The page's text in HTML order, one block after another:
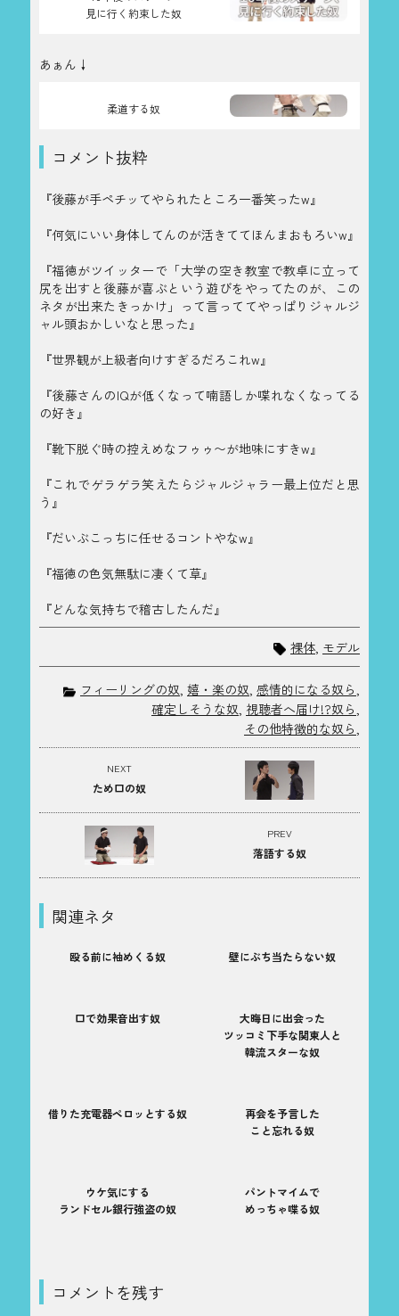
見に行く約束した奴
あぁん↓
柔道する奴
コメント抜粋
『後藤が手ペチッてやられたところ一番笑ったw』
『何気にいい身体してんのが活きててほんまおもろいw』
『福徳がツイッターで「大学の空き教室で教卓に立って
尻を出すと後藤が喜ぶという遊びをやってたのが、この
ネタが出来たきっかけ」って言っててやっぱりジャルジ
ャル頭おかしいなと思った』
『世界観が上級者向けすぎるだろこれw』
『後藤さんのIQが低くなって喃語しか喋れなくなってる
の好き』
『靴下脱ぐ時の控えめなフゥゥ〜が地味にすきw』
『これでゲラゲラ笑えたらジャルジャラー最上位だと思
う』
『だいぶこっちに任せるコントやなw』
『福徳の色気無駄に凄くて草』
『どんな気持ちで稽古したんだ』
裸体 モデル
フィーリングの奴, 嬉・楽の奴, 感情的になる奴ら,
確定しそうな奴, 視聴者へ届け!?奴ら,
その他特徴的な奴ら,
PREV
落語する奴
NEXT
ため口の奴
関連ネタ
殴る前に袖めくる奴 壁にぶち当たらない奴
口で効果音出す奴
大晦日に出会った
ツッコミ下手な関東人と
韓流スターな奴
借りた充電器ペロッとする奴
再会を予言した
こと忘れる奴
ウケ気にする
ランドセル銀行強盗の奴
パントマイムで
めっちゃ喋る奴
コメントを残す